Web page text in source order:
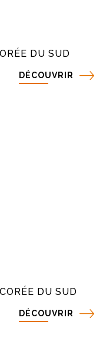
DU SUD
DÉCOUVRIR
DU SUD
DÉCOUVRIR